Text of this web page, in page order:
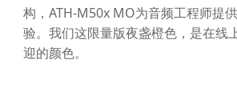
构，ATH-M50x MO为音频工程师提
验。我们这限量版夜盏橙色，是在线
迎的颜色。